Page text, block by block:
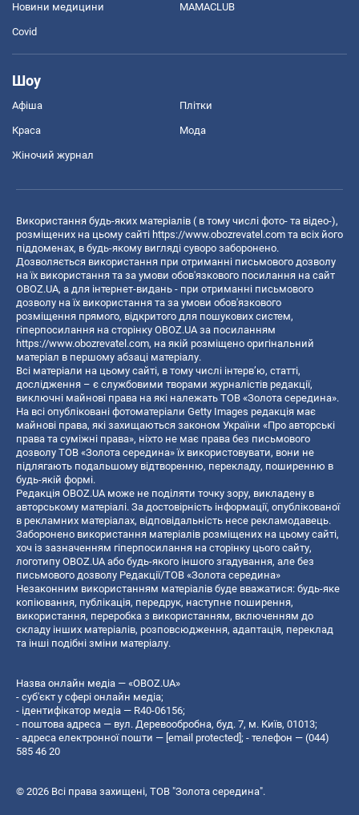
Новини медицини MAMACLUB
Covid
Шоу
Афіша Плітки
Краса Мода
Жіночий журнал
Використання будь-яких матеріалів ( в тому числі фото- та відео-),
розміщених на цьому сайті https://www.obozrevatel.com та всіх його
піддоменах, в будь-якому вигляді суворо заборонено.
Дозволяється використання при отриманні письмового дозволу
на їх використання та за умови обов'язкового посилання на сайт
OBOZ.UA, а для інтернет-видань - при отриманні письмового
дозволу на їх використання та за умови обов'язкового
розміщення прямого, відкритого для пошукових систем,
гіперпосилання на сторінку OBOZ.UA за посиланням
https://www.obozrevatel.com, на якій розміщено оригінальний
матеріал в першому абзаці матеріалу.
Всі матеріали на цьому сайті, в тому числі інтерв’ю, статті,
дослідження – є службовими творами журналістів редакції,
виключні майнові права на які належать ТОВ «Золота середина».
На всі опубліковані фотоматеріали Getty Images редакція має
майнові права, які захищаються законом України «Про авторські
права та суміжні права», ніхто не має права без письмового
дозволу ТОВ «Золота середина» їх використовувати, вони не
підлягають подальшому відтворенню, перекладу, поширенню в
будь-якій формі.
Редакція OBOZ.UA може не поділяти точку зору, викладену в
авторському матеріалі. За достовірність інформації, опублікованої
в рекламних матеріалах, відповідальність несе рекламодавець.
Заборонено використання матеріалів розміщених на цьому сайті,
хоч із зазначенням гіперпосилання на сторінку цього сайту,
логотипу OBOZ.UA або будь-якого іншого згадування, але без
письмового дозволу Редакції/ТОВ «Золота середина»
Незаконним використанням матеріалів буде вважатися: будь-яке
копiювання, публiкацiя, передрук, наступне поширення,
використання, переробка з використанням, включенням до
складу інших матеріалів, розповсюдження, адаптація, переклад
та інші подібні зміни матеріалу.
Назва онлайн медіа — «OBOZ.UA»
- суб'єкт у сфері онлайн медіа;
- ідентифікатор медіа — R40-06156;
- поштова адреса — вул. Деревообробна, буд. 7, м. Київ, 01013;
- адреса електронної пошти — [email protected] ; - телефон — (044)
585 46 20
© 2026 Всі права захищені, ТОВ "Золота середина".